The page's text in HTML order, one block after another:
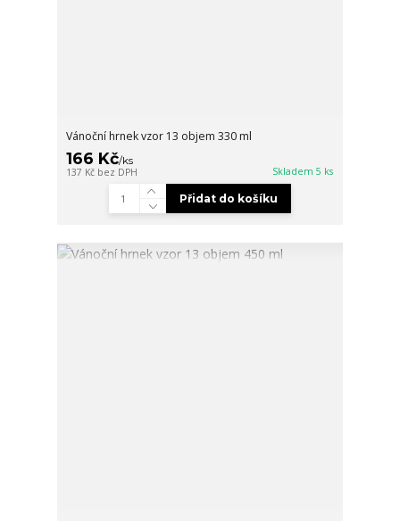
Vánoční hrnek vzor 13 objem 330 ml
166 Kč/ks
137 Kč bez DPH Skladem 5 ks
Přidat do košíku